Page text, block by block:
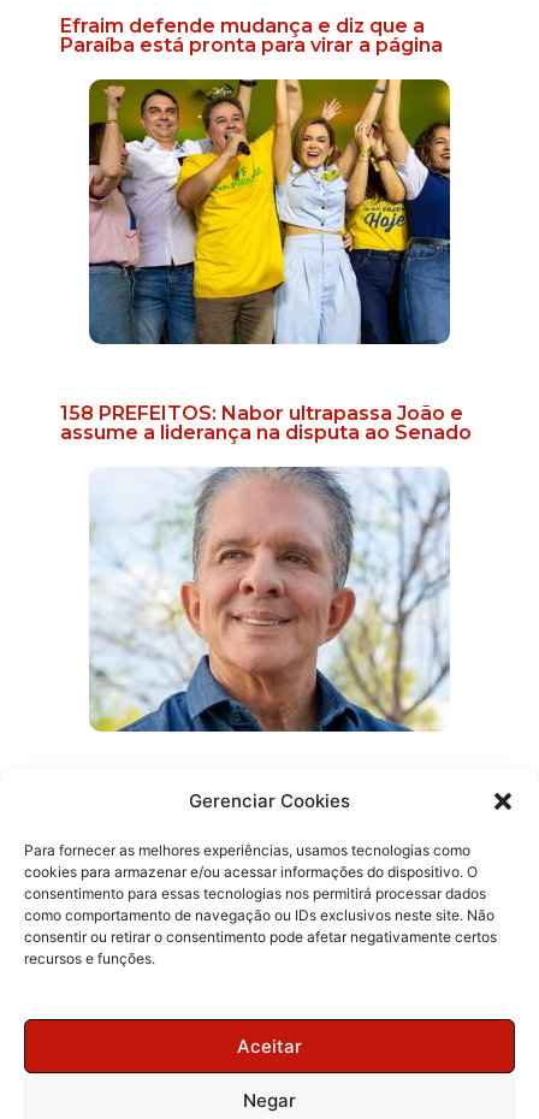
Gerenciar Cookies
Para fornecer as melhores experiências, usamos tecnologias como
cookies para armazenar e/ou acessar informações do dispositivo. O
consentimento para essas tecnologias nos permitirá processar dados
como comportamento de navegação ou IDs exclusivos neste site. Não
consentir ou retirar o consentimento pode afetar negativamente certos
recursos e funções.
Aceitar
Negar
Efraim defende mudança e diz que a
Paraíba está pronta para virar a página
158 PREFEITOS: Nabor ultrapassa João e
assume a liderança na disputa ao Senado
Pai de secretário de Lucas anuncia apoio